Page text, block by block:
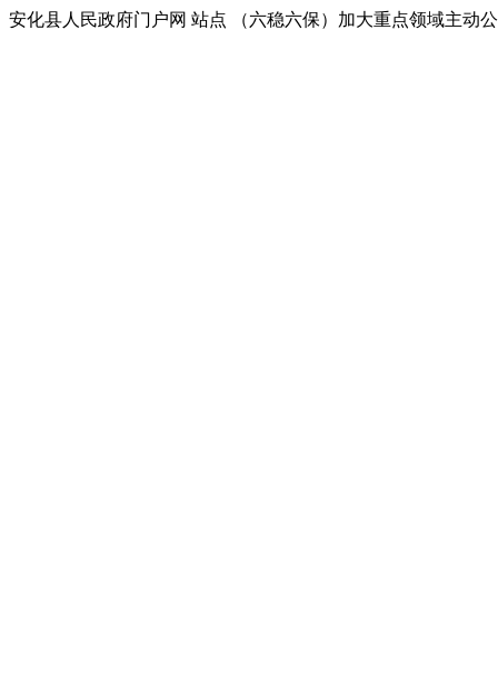
安化县人民政府门户网 站点 （六稳六保）加大重点领域主动